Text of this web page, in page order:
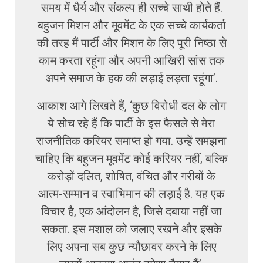
समय में धैर्य और संकल्प ही सच्चे साथी होते हैं.
बहुजन मिशन और मूवमेंट के एक सच्चे कार्यकर्ता
की तरह मैं पार्टी और मिशन के लिए पूरी निष्ठा से
काम करता रहूंगा और अपनी आखिरी सांस तक
अपने समाज के हक की लड़ाई लड़ता रहूंगा’.
आकाश आगे लिखते हैं, ‘कुछ विरोधी दल के लोग
ये सोच रहे हैं कि पार्टी के इस फैसले से मेरा
राजनीतिक करियर समाप्त हो गया. उन्हें समझना
चाहिए कि बहुजन मूवमेंट कोई करियर नहीं, बल्कि
करोड़ों दलित, शोषित, वंचित और गरीबों के
आत्म-सम्मान व स्वाभिमान की लड़ाई है. यह एक
विचार है, एक आंदोलन है, जिसे दबाया नहीं जा
सकता. इस मशाल को जलाए रखने और इसके
लिए अपना सब कुछ न्यौछावर करने के लिए